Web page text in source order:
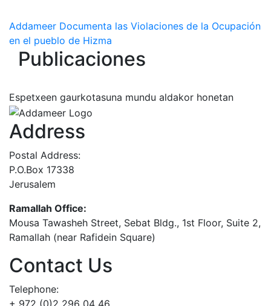
Addameer Documenta las Violaciones de la Ocupación
en el pueblo de Hizma
Publicaciones
Espetxeen gaurkotasuna mundu aldakor honetan
Address
Postal Address:
P.O.Box 17338
Jerusalem
Ramallah Office:
Mousa Tawasheh Street, Sebat Bldg., 1st Floor, Suite 2,
Ramallah (near Rafidein Square)
Contact Us
Telephone:
+ 972 (0)2 296 04 46